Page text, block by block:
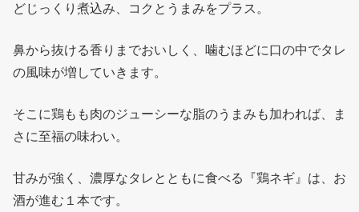
どじっくり煮込み、コクとうまみをプラス。
鼻から抜ける香りまでおいしく、噛むほどに口の中でタレ
の風味が増していきます。
そこに鶏もも肉のジューシーな脂のうまみも加われば、ま
さに至福の味わい。
甘みが強く、濃厚なタレとともに食べる『鶏ネギ』は、お
酒が進む１本です。